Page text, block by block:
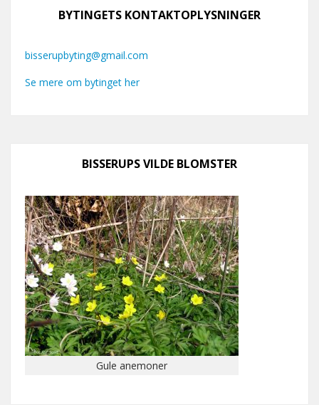
BYTINGETS KONTAKTOPLYSNINGER
bisserupbyting@gmail.com
Se mere om bytinget her
BISSERUPS VILDE BLOMSTER
Gule anemoner